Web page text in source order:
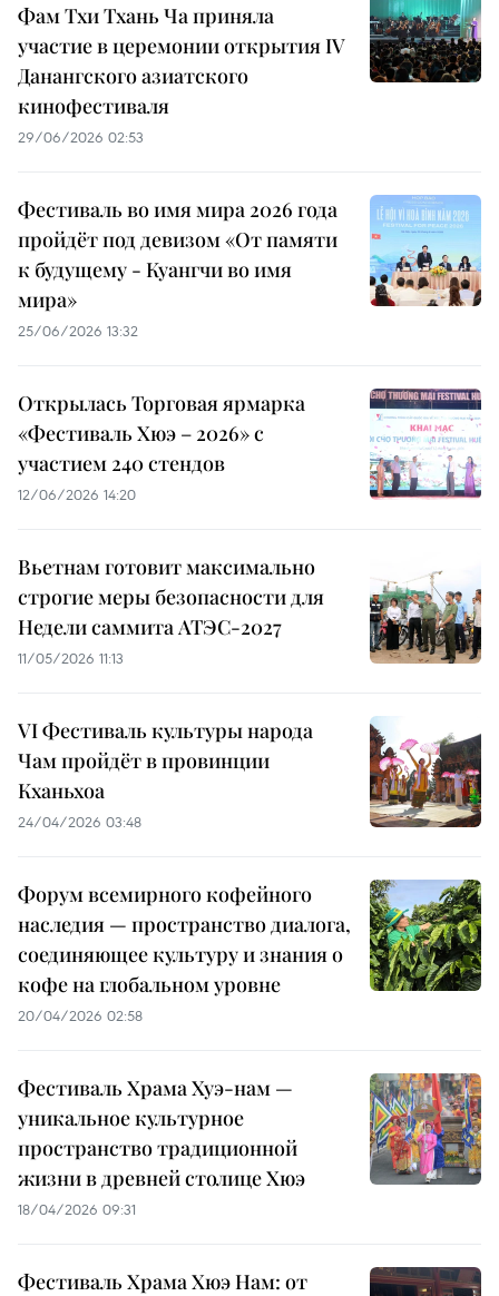
Фам Тхи Тхань Ча приняла
участие в церемонии открытия IV
Данангского азиатского
кинофестиваля
29/06/2026 02:53
Фестиваль во имя мира 2026 года
пройдёт под девизом «От памяти
к будущему - Куангчи во имя
мира»
25/06/2026 13:32
Открылась Торговая ярмарка
«Фестиваль Хюэ – 2026» с
участием 240 стендов
12/06/2026 14:20
Вьетнам готовит максимально
строгие меры безопасности для
Недели саммита АТЭС-2027
11/05/2026 11:13
VI Фестиваль культуры народа
Чам пройдёт в провинции
Кханьхоа
24/04/2026 03:48
Форум всемирного кофейного
наследия — пространство диалога,
соединяющее культуру и знания о
кофе на глобальном уровне
20/04/2026 02:58
Фестиваль Храма Хуэ-нам —
уникальное культурное
пространство традиционной
жизни в древней столице Хюэ
18/04/2026 09:31
Фестиваль Храма Хюэ Нам: от